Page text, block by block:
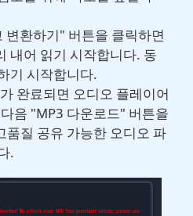
변환하기" 버튼을 클릭하면
내어 읽기 시작합니다. 동
기 시작합니다.
완료되면 오디오 플레이어
음 "MP3 다운로드" 버튼을
품질 공유 가능한 오디오 파
.